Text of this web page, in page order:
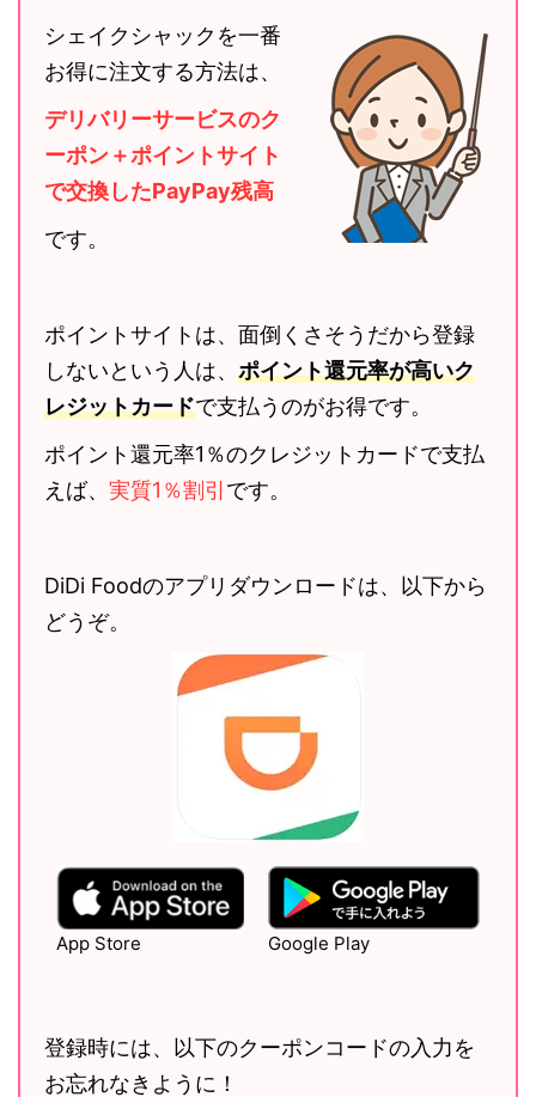
シェイクシャックを一番
お得に注文する方法は、
デリバリーサービスのク
ーポン＋ポイントサイト
で交換したPayPay残高
です。
ポイントサイトは、面倒くさそうだから登録
しないという人は、 ポイント還元率が高いク
レジットカードで支払うのがお得です。
ポイント還元率1％のクレジットカードで支払
えば、 実質1％割引 です。
DiDi Foodのアプリダウンロードは、以下から
どうぞ。
App Store Google Play
登録時には、以下のクーポンコードの入力を
お忘れなきように！